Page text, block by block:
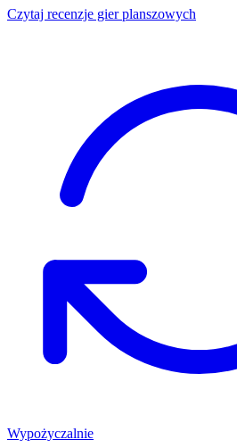
Czytaj recenzje gier planszowych
Wypożyczalnie